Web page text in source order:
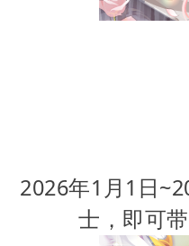
2026年1月1日
士，即可